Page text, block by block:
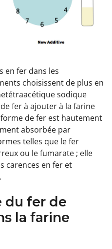
en fer dans les
choisissent de plus en
sodique
fer à ajouter à la farine
de fer est hautement
absorbée par
telles que le fer
ou le fumarate ; elle
carences en fer et
du fer de
la farine